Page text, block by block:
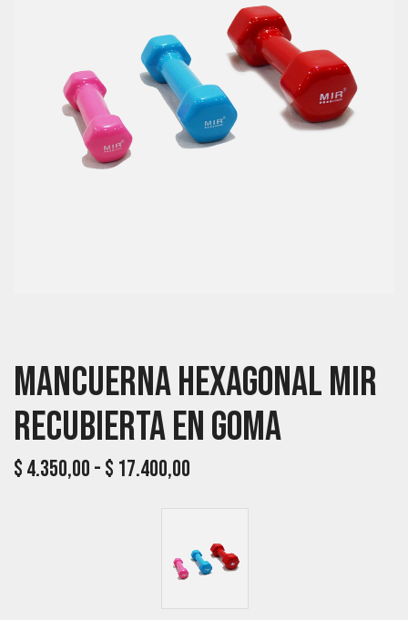
Mancuerna Hexagonal MIR
Recubierta En Goma
$4.350,00-$ 17.400,00